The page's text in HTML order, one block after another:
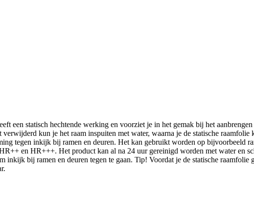
een statisch hechtende werking en voorziet je in het gemak bij het
kun je het raam inspuiten met water, waarna je de statische raamfolie
tegen inkijk bij ramen en deuren. Het kan gebruikt worden op bijvoorbeeld
en HR+++. Het product kan al na 24 uur gereinigd worden met water en
bij ramen en deuren tegen te gaan. Tip! Voordat je de statische raamfolie